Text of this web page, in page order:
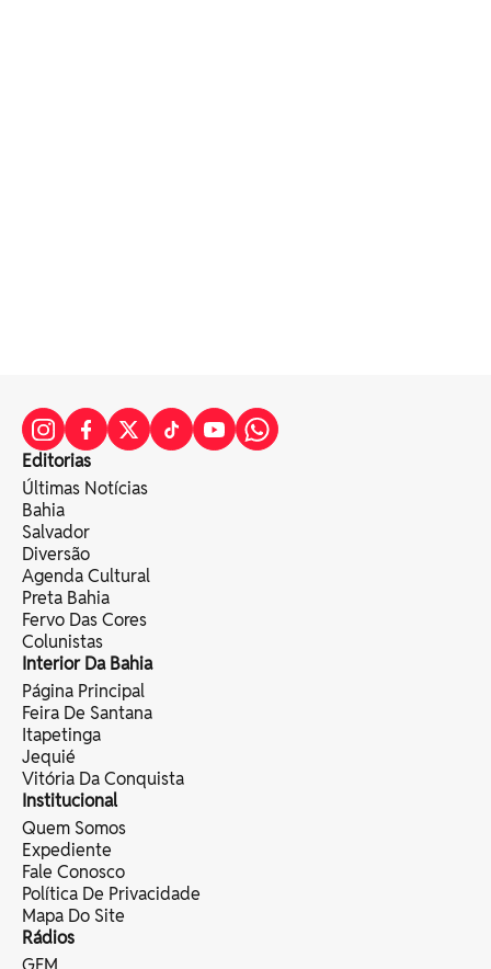
Editorias
Últimas Notícias
Bahia
Salvador
Diversão
Agenda Cultural
Preta Bahia
Fervo Das Cores
Colunistas
Interior Da Bahia
Página Principal
Feira De Santana
Itapetinga
Jequié
Vitória Da Conquista
Institucional
Quem Somos
Expediente
Fale Conosco
Política De Privacidade
Mapa Do Site
Rádios